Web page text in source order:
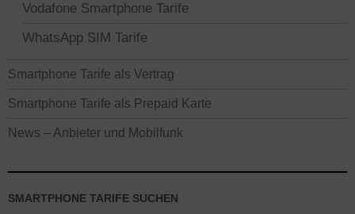
Vodafone Smartphone Tarife
WhatsApp SIM Tarife
Smartphone Tarife als Vertrag
Smartphone Tarife als Prepaid Karte
News – Anbieter und Mobilfunk
SMARTPHONE TARIFE SUCHEN